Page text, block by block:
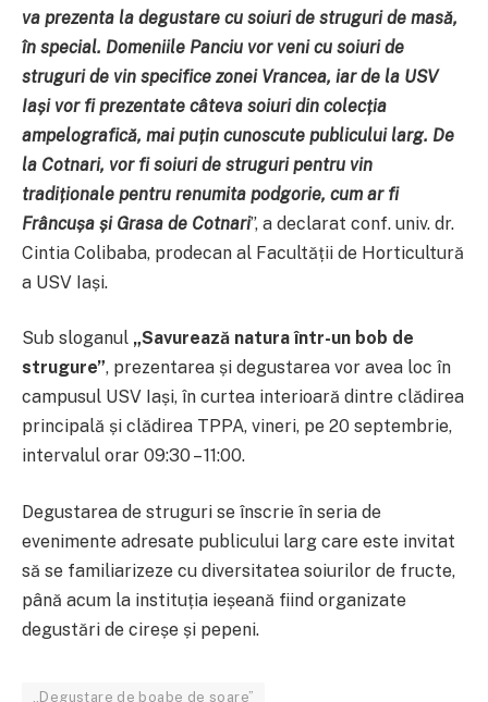
va prezenta la degustare cu soiuri de struguri de masă,
în special. Domeniile Panciu vor veni cu soiuri de
struguri de vin specifice zonei Vrancea, iar de la USV
Iași vor fi prezentate câteva soiuri din colecția
ampelografică, mai puțin cunoscute publicului larg. De
la Cotnari, vor fi soiuri de struguri pentru vin
tradiționale pentru renumita podgorie, cum ar fi
Frâncușa și Grasa de Cotnari”, a declarat conf. univ. dr.
Cintia Colibaba, prodecan al Facultății de Horticultură
a USV Iași.
Sub sloganul „Savurează natura într-un bob de
strugure”, prezentarea și degustarea vor avea loc în
campusul USV Iași, în curtea interioară dintre clădirea
principală și clădirea TPPA, vineri, pe 20 septembrie,
intervalul orar 09:30 – 11:00.
Degustarea de struguri se înscrie în seria de
evenimente adresate publicului larg care este invitat
să se familiarizeze cu diversitatea soiurilor de fructe,
până acum la instituția ieșeană fiind organizate
degustări de cireșe și pepeni.
„Degustare de boabe de soare”